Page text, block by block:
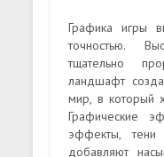
Графика игры
точностью.
тщательно
ландшафт
мир, в который
Графические
эффекты, тени
добавляют